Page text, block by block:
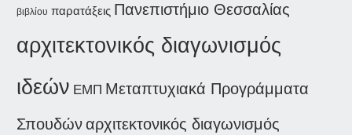
βιβλίου παρατάξεις Πανεπιστήμιο Θεσσαλίας
αρχιτεκτονικός διαγωνισμός
ιδεών ΕΜΠ Μεταπτυχιακά Προγράμματα
Σπουδώναρχιτεκτονικός διαγωνισμός